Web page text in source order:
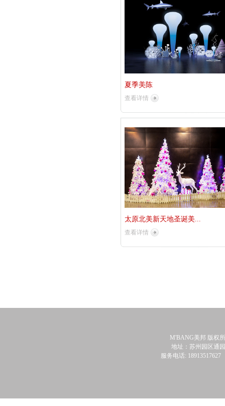
夏季美陈
查看详情
太原北美新天地圣诞美...
查看详情
M'BANG美邦 版权
地址：苏州园区通
服务电话: 18913517627